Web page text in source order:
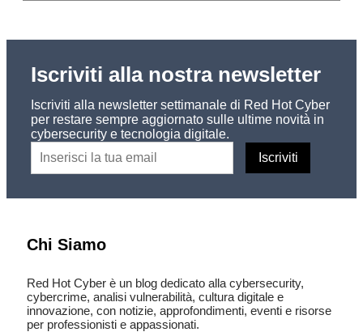
Iscriviti alla nostra newsletter
Iscriviti alla newsletter settimanale di Red Hot Cyber
per restare sempre aggiornato sulle ultime novità in
cybersecurity e tecnologia digitale.
Chi Siamo
Red Hot Cyber è un blog dedicato alla cybersecurity,
cybercrime, analisi vulnerabilità, cultura digitale e
innovazione, con notizie, approfondimenti, eventi e risorse
per professionisti e appassionati.